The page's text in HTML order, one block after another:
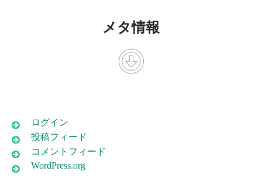
メタ情報
ログイン
投稿フィード
コメントフィード
WordPress.org